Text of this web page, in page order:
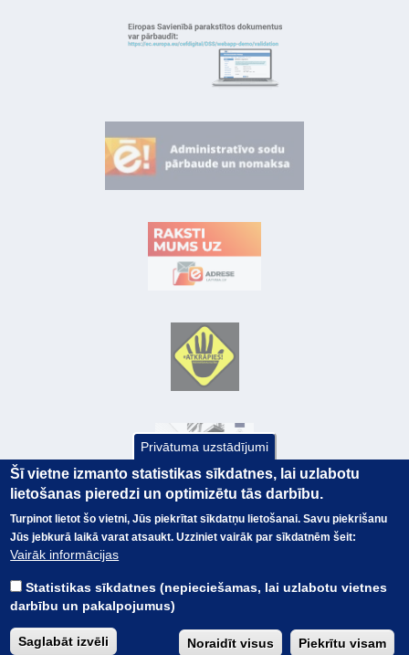
© Valsts kase 2017
Visas tiesības
EK GRĀMATVEDĪBAS KURSS
TERMINI
BUJ
PIEKĻŪSTAMĪBAS PAZIŅOJUMS
Privātuma uzstādījumi
Šī vietne izmanto statistikas sīkdatnes, lai uzlabotu
lietošanas pieredzi un optimizētu tās darbību.
Turpinot lietot šo vietni, Jūs piekrītat sīkdatņu lietošanai. Savu piekrišanu
Jūs jebkurā laikā varat atsaukt. Uzziniet vairāk par sīkdatnēm šeit:
Vairāk informācijas
Statistikas sīkdatnes (nepieciešamas, lai uzlabotu vietnes
darbību un pakalpojumus)
Saglabāt izvēli Noraidīt visus Piekrītu visam